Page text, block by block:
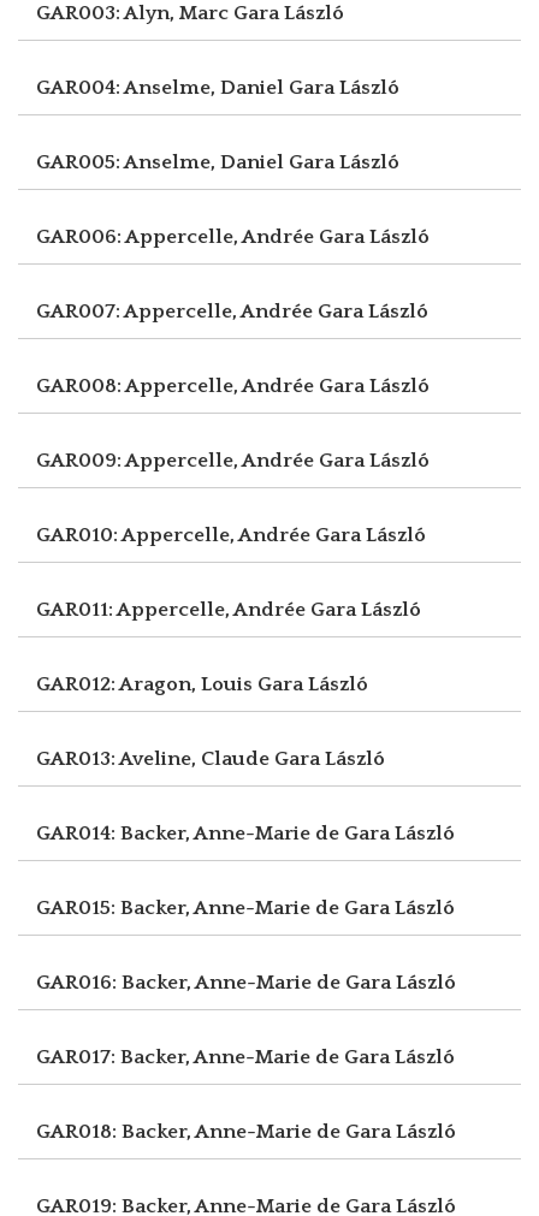
GAR003: Alyn, Marc Gara László
GAR004: Anselme, Daniel Gara László
GAR005: Anselme, Daniel Gara László
GAR006: Appercelle, Andrée Gara László
GAR007: Appercelle, Andrée Gara László
GAR008: Appercelle, Andrée Gara László
GAR009: Appercelle, Andrée Gara László
GAR010: Appercelle, Andrée Gara László
GAR011: Appercelle, Andrée Gara László
GAR012: Aragon, Louis Gara László
GAR013: Aveline, Claude Gara László
GAR014: Backer, Anne-Marie de Gara László
GAR015: Backer, Anne-Marie de Gara László
GAR016: Backer, Anne-Marie de Gara László
GAR017: Backer, Anne-Marie de Gara László
GAR018: Backer, Anne-Marie de Gara László
GAR019: Backer, Anne-Marie de Gara László